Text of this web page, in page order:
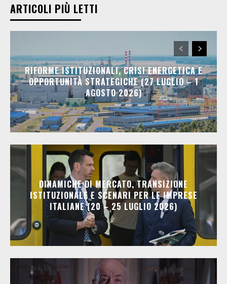
ARTICOLI PIÙ LETTI
RIFORME ISTITUZIONALI, CRISI ENERGETICA E
OPPORTUNITÀ STRATEGICHE (27 LUGLIO – 1
AGOSTO 2026)
DINAMICHE DI MERCATO, TRANSIZIONE
ISTITUZIONALE E SCENARI PER LE IMPRESE
ITALIANE (20 – 25 LUGLIO 2026)